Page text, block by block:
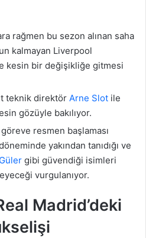
rağmen bu sezon alınan saha
kalmayan Liverpool
kesin bir değişikliğe gitmesi
teknik direktör Arne Slot ile
gözüyle bakılıyor.
resmen başlaması
yakından tanıdığı ve
gibi güvendiği isimleri
vurgulanıyor.
Madrid’deki